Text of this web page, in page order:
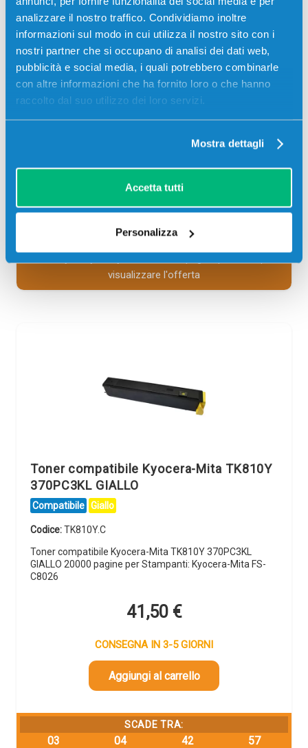
analizzare il nostro traffico. Condividiamo inoltre
informazioni sul modo in cui utilizza il nostro sito con i
nostri partner che si occupano di analisi dei dati web,
pubblicità e social media, i quali potrebbero combinarle
con altre informazioni che ha fornito loro o che hanno
raccolto dal suo utilizzo dei loro servizi.
Mostra dettagli
Accetta tutti
Personalizza
Codice:
Toner compatibile Kyocera-Mita TK810M 370PC4KL
FS-C8026
41,50€
CONSEGNA IN 3-5 GIORNI
SCADE TRA:
ore min
visualizzare l'offerta
Toner compatibile Kyocera-Mita TK810Y
370PC3KL GIALLO
Compatibile Giallo
Codice:TK810Y.C
Toner compatibile Kyocera-Mita TK810Y 370PC3KL
GIALLO 20000 pagine per Stampanti: Kyocera-Mita FS-
C8026
41,50 €
CONSEGNA IN 3-5 GIORNI
Aggiungi al carrello
SCADE TRA:
03 04 42 57